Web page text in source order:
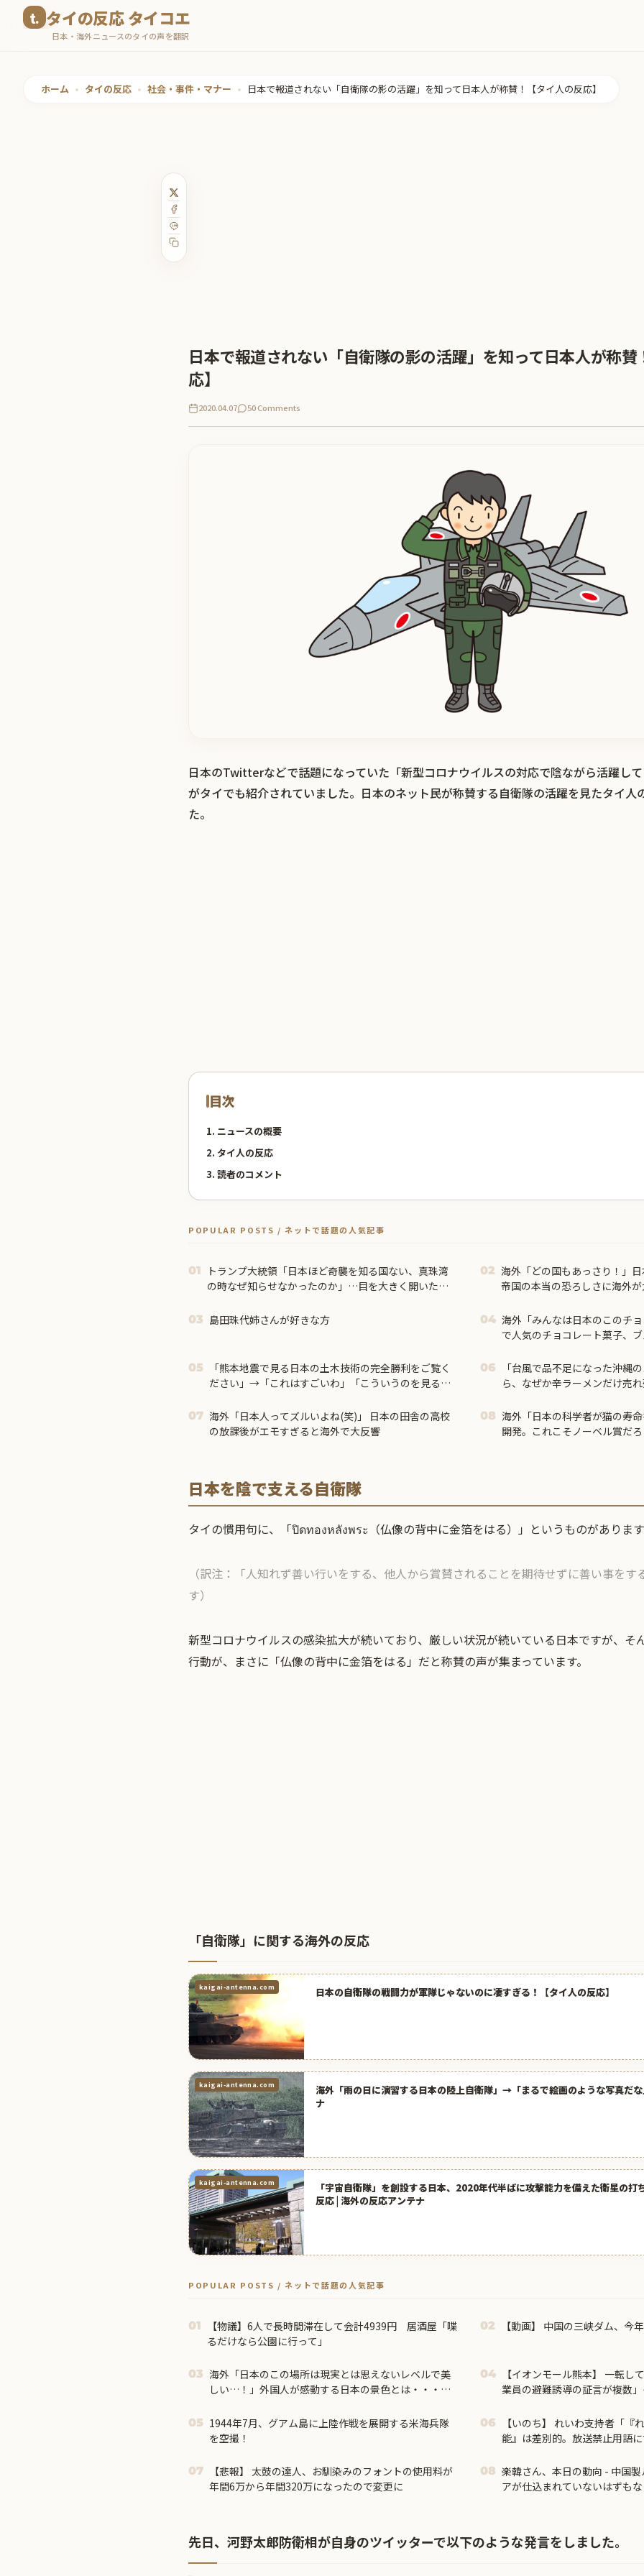
タイの反応 タイコエ
日本・海外ニュースのタイの声を翻訳
ホーム • タイの反応 • 社会・事件・マナー • 日本で報道されない「自衛隊の影の活躍」を知って日本人が称賛！【タイ人の反応】
日本で報道されない「自衛隊の影の活躍」を知って日本人が称
応】
2020.04.07 50 Comments
日本のTwitterなどで話題になっていた「新型コロナウイルスの対応で陰ながら活躍して
がタイでも紹介されていました。日本のネット民が称賛する自衛隊の活躍を見たタイ人
た。
目次
1. ニュースの概要
2. タイ人の反応
3. 読者のコメント
POPULAR POSTS / ネットで話題の人気記事
01
トランプ大統領「日本ほど奇襲を知る国ない、真珠湾
の時なぜ知らせなかったのか」…目を大きく開いた高
02 海外「どの国もあっさり！」
帝国の本当の恐ろしさに海外
03 島田珠代姉さんが好きな方 04 海外「みんなは日本のこのチ
で人気のチョコレート菓子、
05
「熊本地震で見る日本の土木技術の完全勝利をご覧く
ださい」→「これはすごいわ」「こういうのを見ると
06
「台風で品不足になった沖縄
ら、なぜか辛ラーメンだけ売
07 海外「日本人ってズルいよね(笑)」 日本の田舎の高校
の放課後がエモすぎると海外で大反響
08 海外「日本の科学者が猫の寿
開発。これこそノーベル賞だろ
日本を陰で支える自衛隊
タイの慣用句に、「ปิดทองหลังพระ（仏像の背中に金箔をはる）」というものがあります
（訳注：「人知れず善い行いをする、他人から賞賛されることを期待せずに善い事をす
す）
新型コロナウイルスの感染拡大が続いており、厳しい状況が続いている日本ですが、そ
行動が、まさに「仏像の背中に金箔をはる」だと称賛の声が集まっています。
「自衛隊」に関する海外の反応
kaigai-antenna.com 日本の自衛隊の戦闘力が軍隊じゃないのに凄すぎる！【タイ人の反応】
kaigai-antenna.com
海外「雨の日に演習する日本の陸上自衛隊」→「まるで絵画のような写真だ
ナ
kaigai-antenna.com
「宇宙自衛隊」を創設する日本、2020年代半ばに攻撃能力を備えた衛星の打
反応 | 海外の反応アンテナ
POPULAR POSTS / ネットで話題の人気記事
01
【物議】6人で長時間滞在して会計4939円 居酒屋「喋
るだけなら公園に行って」
02 【動画】 中国の三峡ダム、今
03 海外「日本のこの場所は現実とは思えないレベルで美
しい…！」外国人が感動する日本の景色とは・・・？
04
【イオンモール熊本】 一転し
業員の避難誘導の証言が複数
05 1944年7月、グアム島に上陸作戦を展開する米海兵隊
を空撮！
06
【いのち】 れいわ支持者「『
能』は差別的。放送禁止用語
07
【悲報】 太鼓の達人、お馴染みのフォントの使用料が
年間6万から年間320万になったので変更に
08 楽韓さん、本日の動向 - 中国
アが仕込まれていないはずも
先日、河野太郎防衛相が自身のツイッターで以下のような発言をしました。